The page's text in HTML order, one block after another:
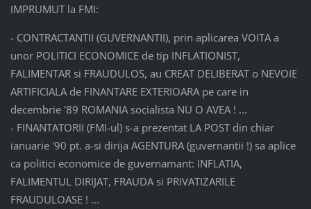
IMPRUMUT la FMI:
- CONTRACTANTII (GUVERNANTII), prin aplicarea VOITA a
unor POLITICI ECONOMICE de tip INFLATIONIST,
FALIMENTAR si FRAUDULOS, au CREAT DELIBERAT o NEVOIE
ARTIFICIALA de FINANTARE EXTERIOARA pe care in
decembrie '89 ROMANIA socialista NU O AVEA ! ...
- FINANTATORII (FMI-ul) s-a prezentat LA POST din chiar
ianuarie '90 pt. a-si dirija AGENTURA (guvernantii !) sa aplice
ca politici economice de guvernamant: INFLATIA,
FALIMENTUL DIRIJAT, FRAUDA si PRIVATIZARILE
FRAUDULOASE ! ...